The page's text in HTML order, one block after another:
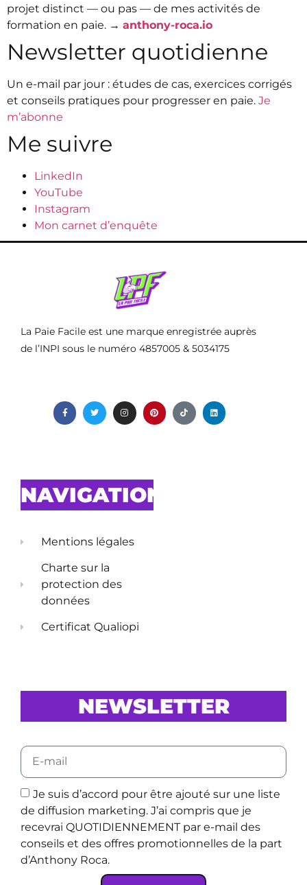
projet distinct — ou pas — de mes activités de
formation en paie. → anthony-roca.io
Newsletter quotidienne
Un e-mail par jour : études de cas, exercices corrigés
et conseils pratiques pour progresser en paie. Je
m’abonne
Me suivre
LinkedIn
YouTube
Instagram
Mon carnet d’enquête
La Paie Facile est une marque enregistrée auprès
de l’INPI sous le numéro 4857005 & 5034175
NAVIGATION
Mentions légales
Charte sur la
protection des
données
Certificat Qualiopi
NEWSLETTER
Je suis d’accord pour être ajouté sur une liste
de diffusion marketing. J’ai compris que je
recevrai QUOTIDIENNEMENT par e-mail des
conseils et des offres promotionnelles de la part
d’Anthony Roca.